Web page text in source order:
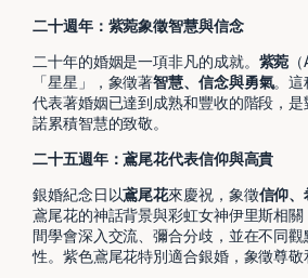
二十週年：紫菀象徵智慧與信念
二十年的婚姻是一項非凡的成就。 紫菀
「星星」，象徵著智慧、信念與勇氣。這
代表著婚姻已達到成熟和豐收的階段，
諾累積智慧的致敬。
二十五週年：鳶尾花代表信仰與高貴
銀婚紀念日以鳶尾花來慶祝，象徵信仰、
鳶尾花的神話背景與彩虹女神伊里斯相
間學會深入交流、彌合分歧，並在不同
性。紫色鳶尾花特別適合銀婚，象徵尊敬